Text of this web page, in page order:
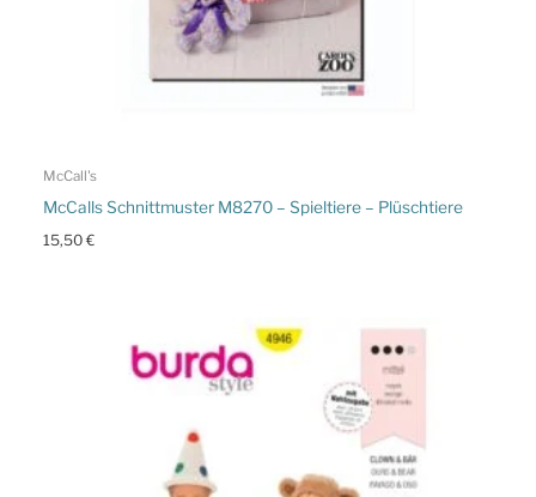
McCall's
McCalls Schnittmuster M8270 – Spieltiere – Plüschtiere
15,50€